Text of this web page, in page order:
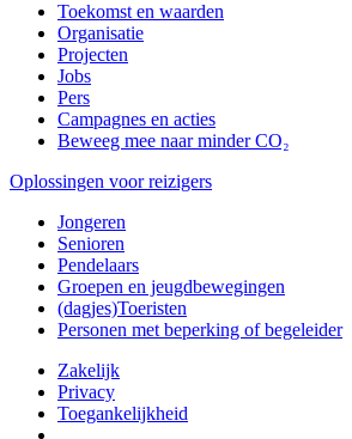
Toekomst en waarden
Organisatie
Projecten
Jobs
Pers
Campagnes en acties
Beweeg mee naar minder CO₂
Oplossingen voor reizigers
Jongeren
Senioren
Pendelaars
Groepen en jeugdbewegingen
(dagjes)Toeristen
Personen met beperking of begeleider
Zakelijk
Privacy
Toegankelijkheid